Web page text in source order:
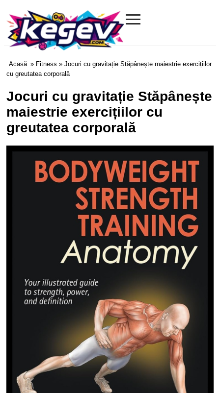
Kegev.com
≡
Acasă » Fitness » Jocuri cu gravitație Stăpânește maiestrie exercițiilor
cu greutatea corporală
Jocuri cu gravitație Stăpânește
maiestrie exercițiilor cu
greutatea corporală